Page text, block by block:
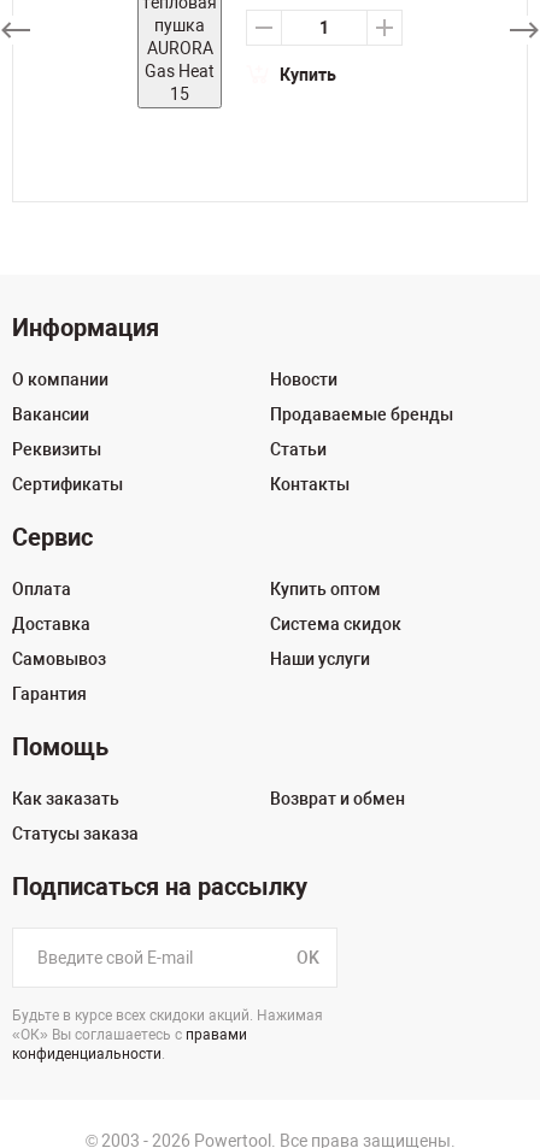
Купить
Информация
О компании
Вакансии
Реквизиты
Сертификаты
Новости
Продаваемые бренды
Статьи
Контакты
Сервис
Оплата
Доставка
Самовывоз
Гарантия
Купить оптом
Система скидок
Наши услуги
Помощь
Как заказать
Статусы заказа
Возврат и обмен
Подписаться на рассылку
OK
Будьте в курсе всех скидоки акций. Нажимая
«ОК» Вы соглашаетесь с правами
конфиденциальности.
© 2003 - 2026 Powertool. Все права защищены.